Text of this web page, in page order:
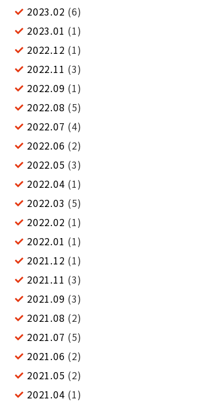
2023.02 (6)
2023.01 (1)
2022.12 (1)
2022.11 (3)
2022.09 (1)
2022.08 (5)
2022.07 (4)
2022.06 (2)
2022.05 (3)
2022.04 (1)
2022.03 (5)
2022.02 (1)
2022.01 (1)
2021.12 (1)
2021.11 (3)
2021.09 (3)
2021.08 (2)
2021.07 (5)
2021.06 (2)
2021.05 (2)
2021.04 (1)